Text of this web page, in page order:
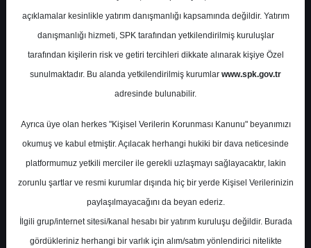
TAVHL- TAV HAVALİMANLARI
HOLDİNG A.Ş.
Hedef Fiyat 400.00 ₺
Getiri
%0.00
1
Get.
3
Çarşamba, 30 Temmuz 2025
açıklamalar kesinlikle yatırım danışmanlığı kapsamında değildir. Yatırım
danışmanlığı hizmeti, SPK tarafından yetkilendirilmiş kuruluşlar
tarafından kişilerin risk ve getiri tercihleri dikkate alınarak kişiye Özel
sunulmaktadır. Bu alanda yetkilendirilmiş kurumlar www.spk.gov.tr
adresinde bulunabilir.
Ayrıca üye olan herkes "Kişisel Verilerin Korunması Kanunu" beyanımızı
okumuş ve kabul etmiştir. Açılacak herhangi hukiki bir dava neticesinde
platformumuz yetkili merciler ile gerekli uzlaşmayı sağlayacaktır, lakin
zorunlu şartlar ve resmi kurumlar dışında hiç bir yerde Kişisel Verilerinizin
paylaşılmayacağını da beyan ederiz.
İlgili grup/internet sitesi/kanal hesabı bir yatırım kuruluşu değildir. Burada
gördükleriniz herhangi bir varlık için alım/satım yönlendirici nitelikte